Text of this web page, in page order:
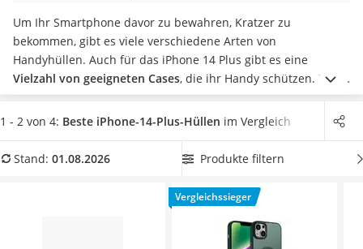
Powerstation mit Solarpanel
Gaming-PC
Soundbar
17-Zoll-Laptop
Satellitenschüssel
Gaming-Headset
Tablets unter 200 Euro
Um Ihr Smartphone davor zu bewahren, Kratzer zu
bekommen, gibt es viele verschiedene Arten von
Handyhüllen. Auch für das iPhone 14 Plus gibt es eine
Vielzahl von geeigneten Cases, die ihr Handy schützen. Tests
im Internet empfehlen Ihnen iPhone-14-Plus-Hüllen mit
zusätzlichen Funktionen wie einer integrierten
Kamera. Wählen Sie jetzt
iPhone-14-Plus-Hüllen mit
doppelt geschützt ist. Überzeugt hat
uns hier im August 2026 besonders das Modell
mit seinen Eigenschaften.
1 - 2 von 4: Beste iPhone-14-Plus-Hüllen im Vergleich
Stand: 01.08.2026 Produkte filtern
Vergleichssieger